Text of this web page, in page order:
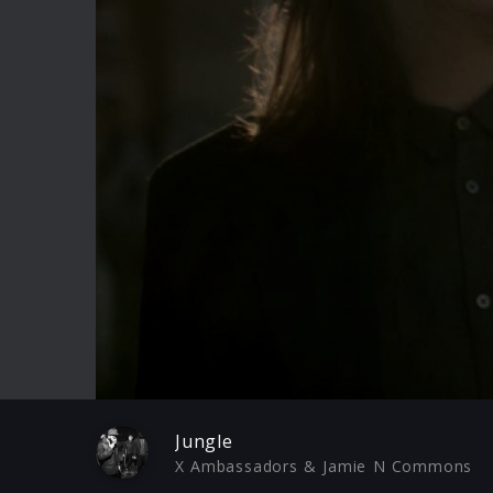
Play
Jungle
X Ambassadors & Jamie N Commons